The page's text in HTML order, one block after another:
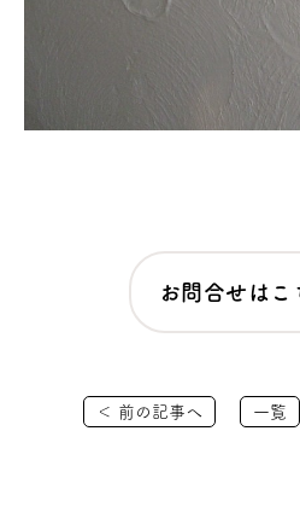
お問合せは
＜ 前の記事へ 一覧